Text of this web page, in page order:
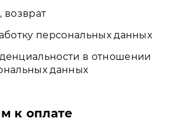
возврат
персональных данных
в отношении
данных
к оплате